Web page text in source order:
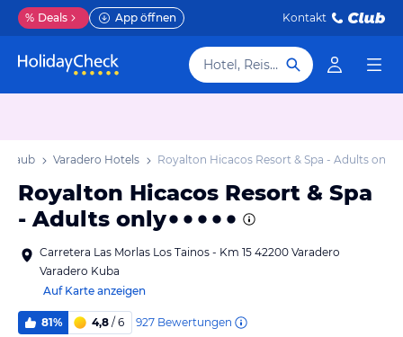
% Deals App öffnen Kontakt
Hotel, Reiseziel
Varadero Hotels Royalton Hicacos Resort & Spa - Adults only
Royalton Hicacos Resort & Spa
- Adults only
Carretera Las Morlas Los Tainos - Km 15 42200 Varadero
Varadero Kuba
Auf Karte anzeigen
81% 4,8 / 6 927 Bewertungen